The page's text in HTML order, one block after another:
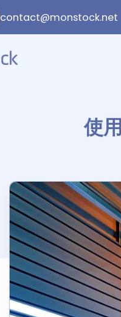
contact@monstock.net
使